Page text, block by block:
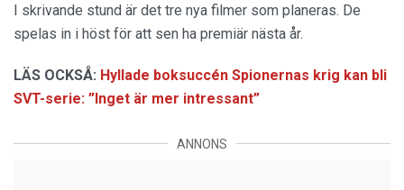
I skrivande stund är det tre nya filmer som planeras. De
spelas in i höst för att sen ha premiär nästa år.
LÄS OCKSÅ: Hyllade boksuccén Spionernas krig kan bli
SVT-serie: ”Inget är mer intressant”
ANNONS